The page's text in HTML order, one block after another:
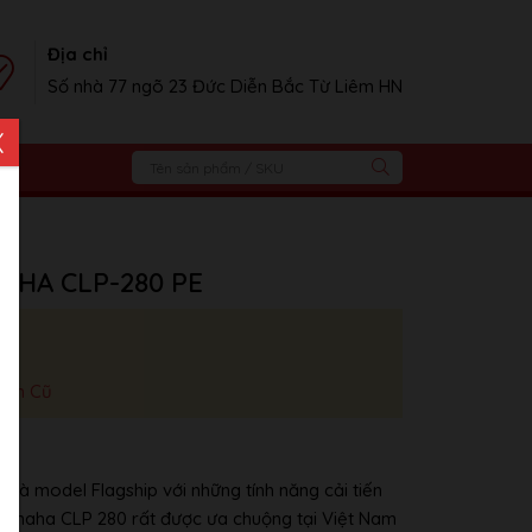
Địa chỉ
Số nhà 77 ngõ 23 Đức Diễn Bắc Từ Liêm HN
CLP-280 PE
Cũ
là model Flagship với những tính năng cải tiến
CLP 280 rất được ưa chuộng tại Việt Nam